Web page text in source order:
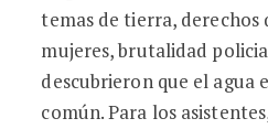
temas de tierra, derechos
mujeres, brutalidad
descubrieron que el agua
común. Para los